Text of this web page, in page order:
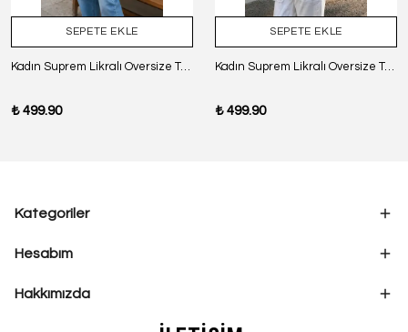
SEPETE EKLE
Kadın Suprem Likralı Oversize T-Shirt - SİYAH
₺ 499.90
SEPETE EKLE
Kadın Suprem Likralı Oversize T-Shirt - BORDO
₺ 499.90
Kategoriler
Hesabım
Hakkımızda